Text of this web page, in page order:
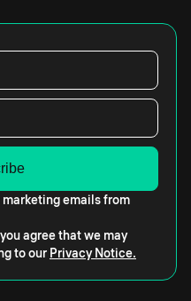
emails from
agree that we may
to our Privacy Notice.